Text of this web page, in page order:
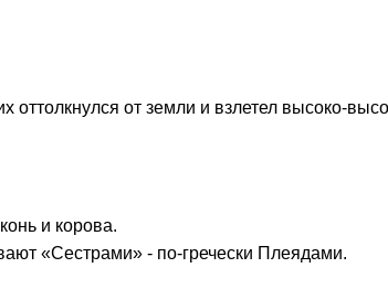
от земли и взлетел высоко-
и корова.
«Сестрами» - по-гречески Плеядами.